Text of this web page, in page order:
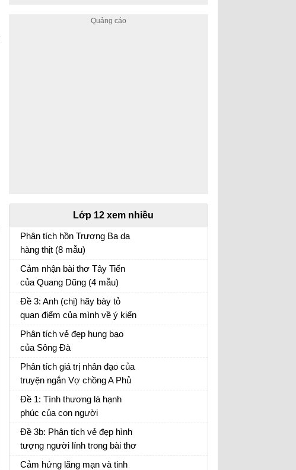
Lớp 12 xem nhiều
Phân tích hồn Trương Ba da
hàng thịt (8 mẫu)
Phân tích bài hồn Trương Ba da hàng thịt - Văn
mẫu 12
Cảm nhận bài thơ Tây Tiến
của Quang Dũng (4 mẫu)
Cảm nhận Tây Tiến - Văn mẫu 12
Đề 3: Anh (chị) hãy bày tỏ
quan điểm của mình về ý kiến
của nhà văn Pháp La-bơ-ruy-
e: “Khi một tác phẩm nâng cao
tinh thần ta lên và gợi cho ta
những tình cảm cao quý và
can đảm,...
Phân tích vẻ đẹp hung bạo
của Sông Đà
Phân tích giá trị nhân đạo của
truyện ngắn Vợ chồng A Phủ
Vợ chồng A Phủ - Văn mẫu 12
Đề 1: Tình thương là hạnh
phúc của con người
Đề 3b: Phân tích vẻ đẹp hình
tượng người lính trong bài thơ
Tây Tiến của Quang Dũng.
Cảm hứng lãng mạn và tinh